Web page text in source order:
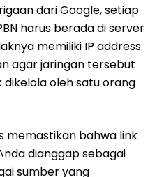
dari Google, setiap
harus berada di server
memiliki IP address
agar jaringan tersebut
oleh satu orang
memastikan bahwa link
dianggap sebagai
sumber yang